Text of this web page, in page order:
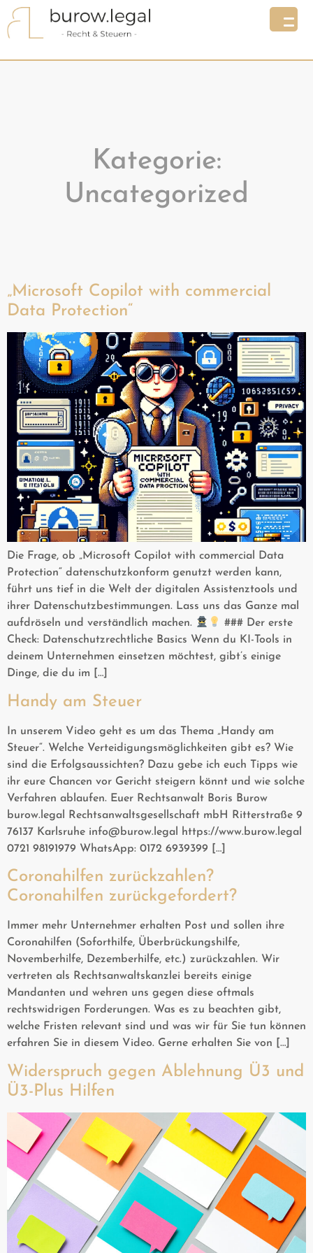
Kategorie:
Uncategorized
„Microsoft Copilot with commercial
Data Protection“
Die Frage, ob „Microsoft Copilot with commercial Data
Protection“ datenschutzkonform genutzt werden kann,
führt uns tief in die Welt der digitalen Assistenztools und
ihrer Datenschutzbestimmungen. Lass uns das Ganze mal
aufdröseln und verständlich machen.
### Der erste
Check: Datenschutzrechtliche Basics Wenn du KI-Tools in
deinem Unternehmen einsetzen möchtest, gibt’s einige
Dinge, die du im […]
Handy am Steuer
In unserem Video geht es um das Thema „Handy am
Steuer“. Welche Verteidigungsmöglichkeiten gibt es? Wie
sind die Erfolgsaussichten? Dazu gebe ich euch Tipps wie
ihr eure Chancen vor Gericht steigern könnt und wie solche
Verfahren ablaufen. Euer Rechtsanwalt Boris Burow
burow.legal Rechtsanwaltsgesellschaft mbH Ritterstraße 9
76137 Karlsruhe info@burow.legal https://www.burow.legal
0721 98191979 WhatsApp: 0172 6939399 […]
Coronahilfen zurückzahlen?
Coronahilfen zurückgefordert?
Immer mehr Unternehmer erhalten Post und sollen ihre
Coronahilfen (Soforthilfe, Überbrückungshilfe,
Novemberhilfe, Dezemberhilfe, etc.) zurückzahlen. Wir
vertreten als Rechtsanwaltskanzlei bereits einige
Mandanten und wehren uns gegen diese oftmals
rechtswidrigen Forderungen. Was es zu beachten gibt,
welche Fristen relevant sind und was wir für Sie tun können
erfahren Sie in diesem Video. Gerne erhalten Sie von […]
Widerspruch gegen Ablehnung Ü3 und
Ü3-Plus Hilfen